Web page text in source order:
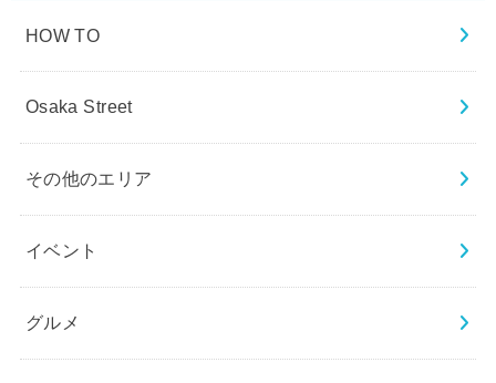
HOW TO
Osaka Street
その他のエリア
イベント
グルメ